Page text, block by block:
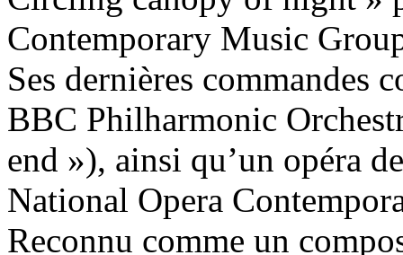
Contemporary Music
Ses dernières commandes
BBC Philharmonic
end »), ainsi qu’un opéra
National Opera
Reconnu comme un